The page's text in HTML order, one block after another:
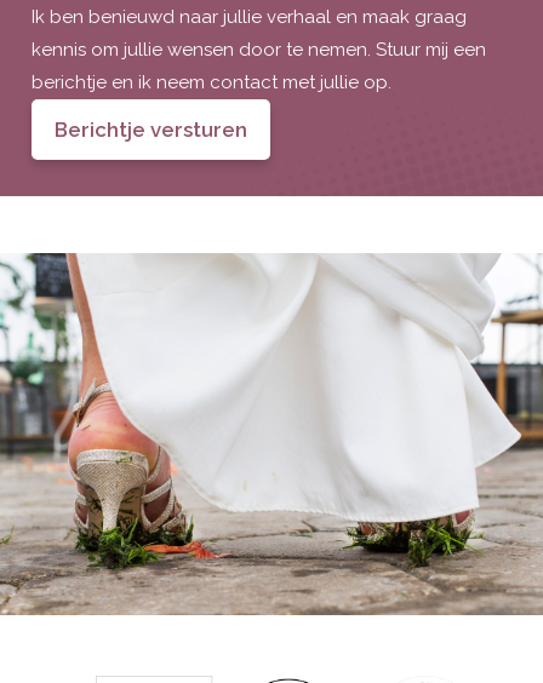
Ik ben benieuwd naar jullie verhaal en maak graag
kennis om jullie wensen door te nemen. Stuur mij een
berichtje en ik neem contact met jullie op.
Berichtje versturen